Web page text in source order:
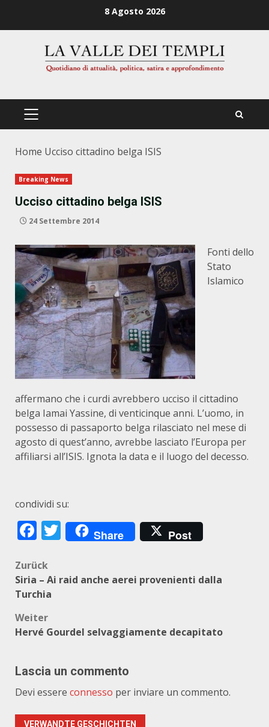
8 Agosto 2026
PRIMÄRES
Home Ucciso cittadino belga ISIS
Breaking News
Ucciso cittadino belga ISIS
24 Settembre 2014
Fonti dello
Stato
Islamico
affermano che i curdi avrebbero ucciso il cittadino
belga Iamai Yassine, di venticinque anni. L’uomo, in
possesso di passaporto belga rilasciato nel mese di
agosto di quest’anno, avrebbe lasciato l’Europa per
affiliarsi all’ISIS. Ignota la data e il luogo del decesso.
condividi su:
Facebook
Twitter
Share Post
Beitragsnavigation
Zurück
Siria – Ai raid anche aerei provenienti dalla
Turchia
Weiter
Hervé Gourdel selvaggiamente decapitato
Lascia un commento
Devi essere connesso per inviare un commento.
VERWANDTE GESCHICHTEN